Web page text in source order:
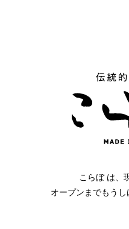
こらぼ は、
オープンまでもうし